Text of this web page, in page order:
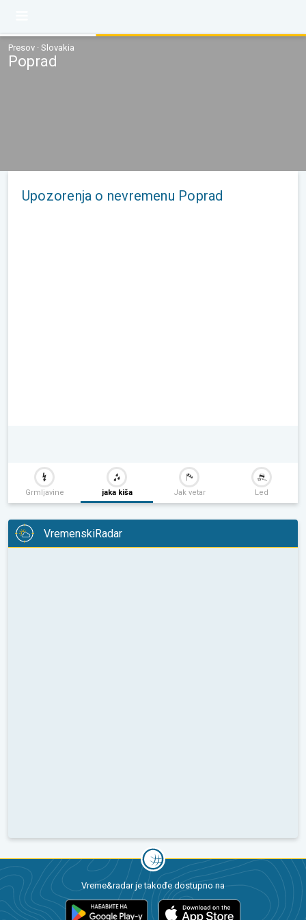
Presov · Slovakia
Poprad
Upozorenja o nevremenu Poprad
Grmljavine jaka kiša Jak vetar Led
VremenskiRadar
Vreme&radar je takođe dostupno na